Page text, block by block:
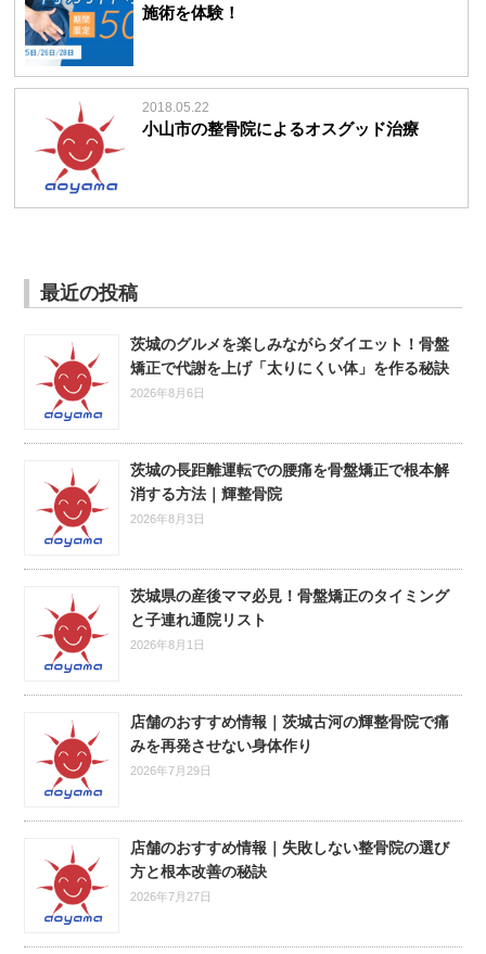
施術を体験！
2018.05.22
小山市の整骨院によるオスグッド治療
最近の投稿
茨城のグルメを楽しみながらダイエット！骨盤
矯正で代謝を上げ「太りにくい体」を作る秘訣
2026年8月6日
茨城の長距離運転での腰痛を骨盤矯正で根本解
消する方法｜輝整骨院
2026年8月3日
茨城県の産後ママ必見！骨盤矯正のタイミング
と子連れ通院リスト
2026年8月1日
店舗のおすすめ情報｜茨城古河の輝整骨院で痛
みを再発させない身体作り
2026年7月29日
店舗のおすすめ情報｜失敗しない整骨院の選び
方と根本改善の秘訣
2026年7月27日